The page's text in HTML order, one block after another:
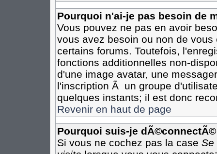
Pourquoi n'ai-je pas besoin de
Vous pouvez ne pas en avoir
vous avez besoin ou non de
certains forums. Toutefois,
fonctions additionnelles non-
d'une image avatar, une
l'inscription Ã un groupe
quelques instants; il est donc
Revenir en haut de page
Pourquoi suis-je
Si vous ne cochez pas la case Se